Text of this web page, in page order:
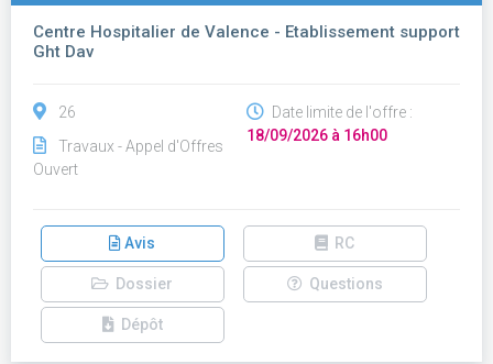
Centre Hospitalier de Valence - Etablissement support
Ght Dav
26
Travaux - Appel d'Offres
Ouvert
Date limite de l'offre :
18/09/2026 à 16h00
Avis RC
Dossier Questions
Dépôt